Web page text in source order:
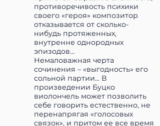
противоречивость психики
своего «героя» композитор
отказывается от сколько-
нибудь протяженных,
внутренне однородных
эпизодов…
Немаловажная черта
сочинения – «выгодность» его
сольной партии... В
произведении Буцко
виолончель может позволить
себе говорить естественно, не
перенапрягая «голосовых
связок», и притом ее все время